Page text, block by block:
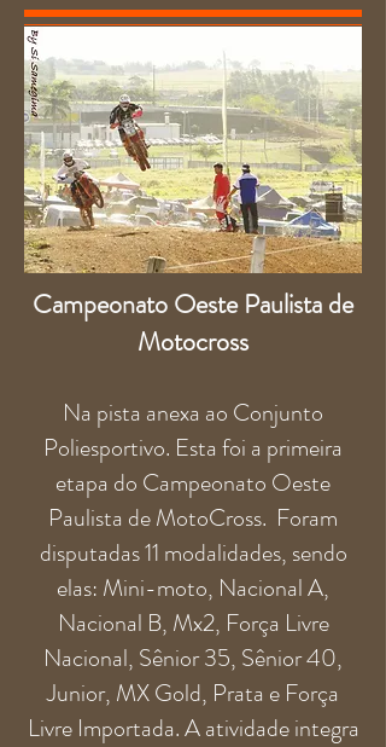
Campeonato Oeste Paulista de
Motocross
Na pista anexa ao Conjunto
Poliesportivo. Esta foi a primeira
etapa do Campeonato Oeste
Paulista de MotoCross. Foram
disputadas 11 modalidades, sendo
elas: Mini-moto, Nacional A,
Nacional B, Mx2, Força Livre
Nacional, Sênior 35, Sênior 40,
Junior, MX Gold, Prata e Força
Livre Importada. A atividade integra